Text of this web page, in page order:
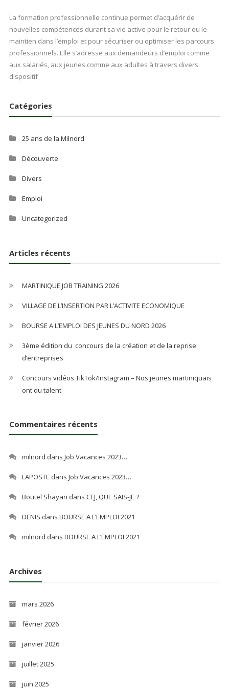
La formation professionnelle continue permet d’acquérir de
nouvelles compétences durant sa vie active pour le retour ou le
maintien dans l’emploi et pour sécuriser ou optimiser les parcours
professionnels. Elle s’adresse aux demandeurs d’emploi comme
aux salariés, aux jeunes comme aux adultes à travers divers
dispositif
Catégories
25 ans de la Milnord
Découverte
Divers
Emploi
Uncategorized
Articles récents
MARTINIQUE JOB TRAINING 2026
VILLAGE DE L’INSERTION PAR L’ACTIVITE ECONOMIQUE
BOURSE A L’EMPLOI DES JEUNES DU NORD 2026
3ème édition du concours de la création et de la reprise
d’entreprises
Concours vidéos TikTok/Instagram – Nos jeunes martiniquais
ont du talent
Commentaires récents
milnord dans Job Vacances 2023…
LAPOSTE dans Job Vacances 2023…
Boutel Shayan dans CEJ, QUE SAIS-JE ?
DENIS dans BOURSE A L’EMPLOI 2021
milnord dans BOURSE A L’EMPLOI 2021
Archives
mars 2026
février 2026
janvier 2026
juillet 2025
juin 2025